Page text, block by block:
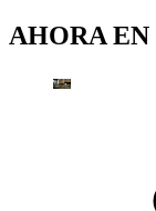
AHORA EN